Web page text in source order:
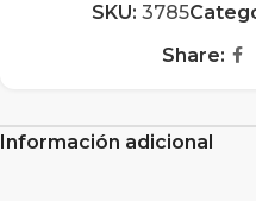
SKU: 3785
Share:
Información adicional